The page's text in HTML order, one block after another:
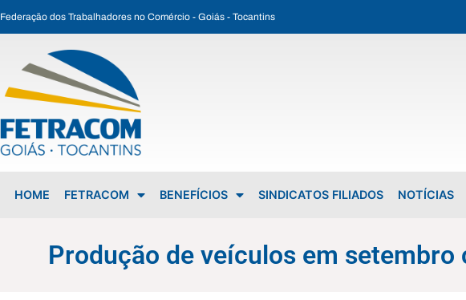
Federação dos Trabalhadores no Comércio - Goiás - Tocantins
HOME FETRACOM BENEFÍCIOS SINDICATOS FILIADOS NOTÍCIAS
Produção de veículos em setembro